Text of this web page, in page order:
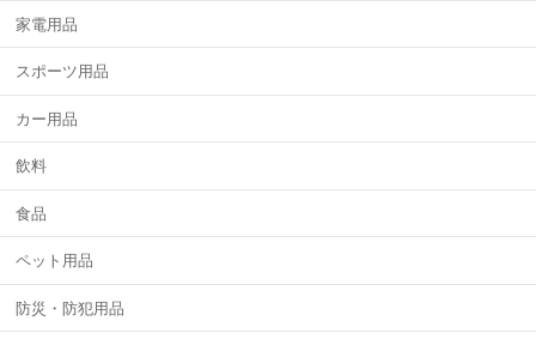
家電用品
スポーツ用品
カー用品
飲料
食品
ペット用品
防災・防犯用品